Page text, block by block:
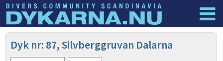
Dyknyheter
Dyk nr: 87, Silvberggruvan Dalarna